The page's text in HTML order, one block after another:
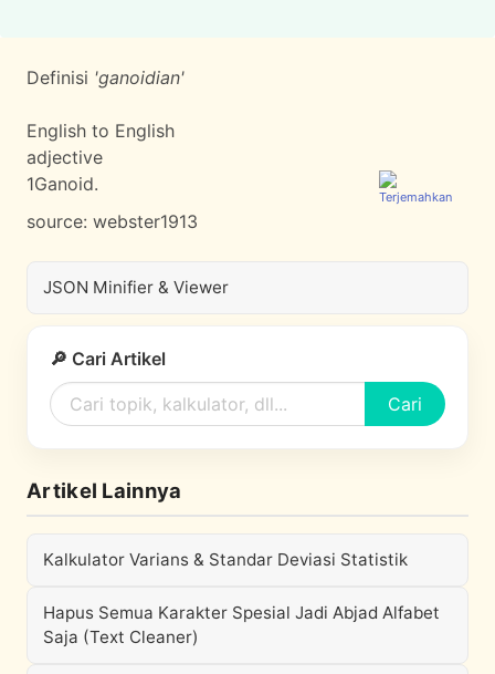
Definisi 'ganoidian'
English to English
adjective
1Ganoid.
source: webster1913
JSON Minifier & Viewer
🔎 Cari Artikel
Cari
Artikel Lainnya
Kalkulator Varians & Standar Deviasi Statistik
Hapus Semua Karakter Spesial Jadi Abjad Alfabet
Saja (Text Cleaner)